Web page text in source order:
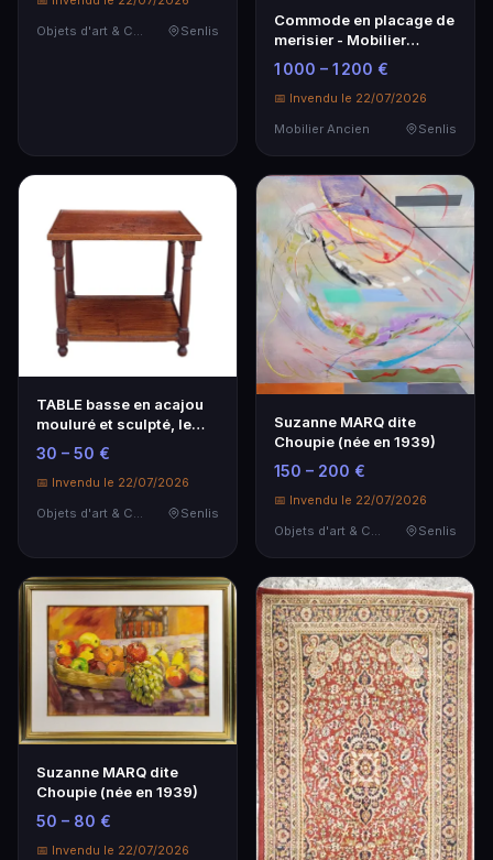
Objets d'art & Curiosités
Senlis
Commode en placage de
merisier - Mobilier
ancien élégant
1 000 – 1 200 €
📅 Invendu le 22/07/2026
Mobilier Ancien
Senlis
TABLE basse en acajou
mouluré et sculpté, le
plateau supérie…
30 – 50 €
📅 Invendu le 22/07/2026
Objets d'art & Curiosités
Senlis
Suzanne MARQ dite
Choupie (née en 1939)
150 – 200 €
📅 Invendu le 22/07/2026
Objets d'art & Curiosités
Senlis
Suzanne MARQ dite
Choupie (née en 1939)
50 – 80 €
📅 Invendu le 22/07/2026